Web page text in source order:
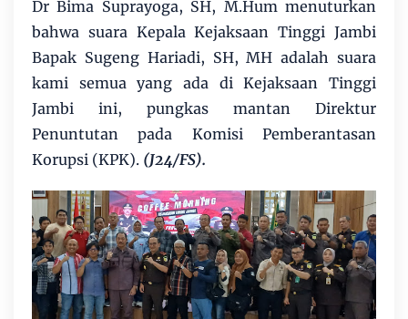
Dr Bima Suprayoga, SH, M.Hum menuturkan
bahwa suara Kepala Kejaksaan Tinggi Jambi
Bapak Sugeng Hariadi, SH, MH adalah suara
kami semua yang ada di Kejaksaan Tinggi
Jambi ini, pungkas mantan Direktur
Penuntutan pada Komisi Pemberantasan
Korupsi (KPK). (J24/FS).